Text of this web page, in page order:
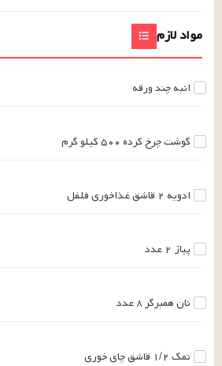
مواد لازم
انبهچندورقه
گوشت چرخ کرده ۵۰۰کیلو گرم
ادویه ۲ قاشق غذاخوریفلفل
پیاز ۲ عدد
نان همبرگر ۸ عدد
نمک ۱/۲ قاشق چای خوری